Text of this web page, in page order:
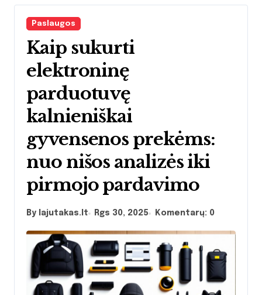
Paslaugos
Kaip sukurti
elektroninę
parduotuvę
kalnieniškai
gyvensenos prekėms:
nuo nišos analizės iki
pirmojo pardavimo
By lajutakas.lt Rgs 30, 2025 Komentarų: 0